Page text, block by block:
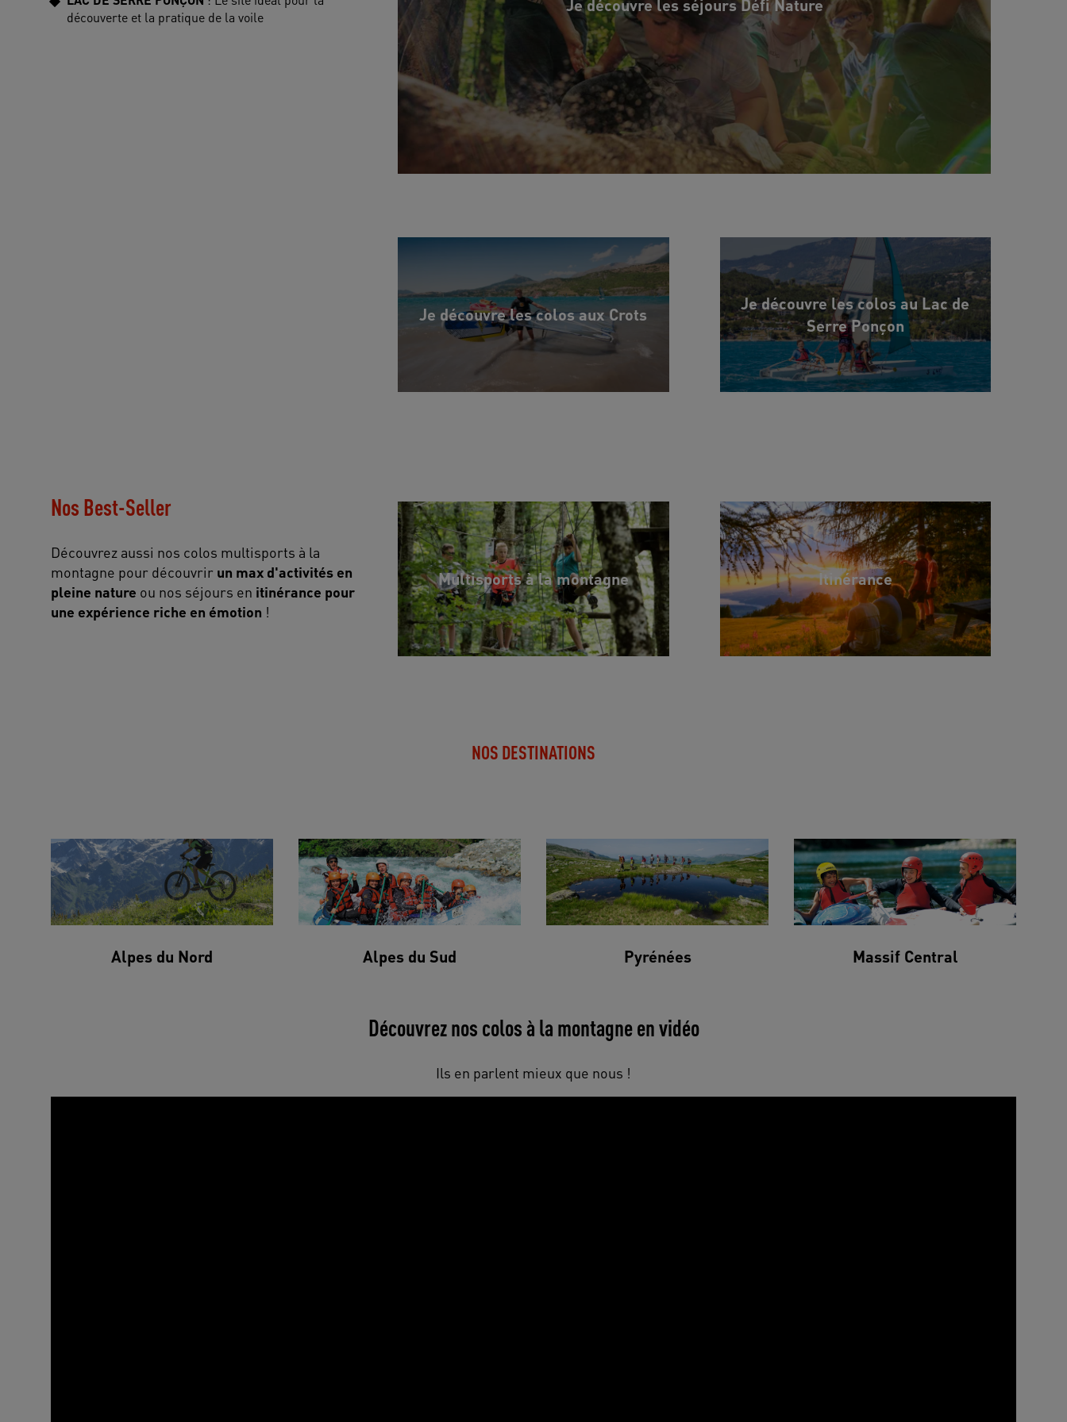
découverte et la pratique de la voile
Je découvre les séjours Défi Nature
Je découvre les colos aux Crots
Je découvre les colos au Lac de
Serre Ponçon
Nos Best-Seller
Découvrez aussi nos colos multisports à la
montagne pour découvrir un max d'activités en
pleine nature ou nos séjours en itinérance pour
une expérience riche en émotion !
Multisports à la montagne Itinérance
NOS DESTINATIONS
Alpes du Nord Alpes du Sud Pyrénées Massif Central
Découvrez nos colos à la montagne en vidéo
Ils en parlent mieux que nous !